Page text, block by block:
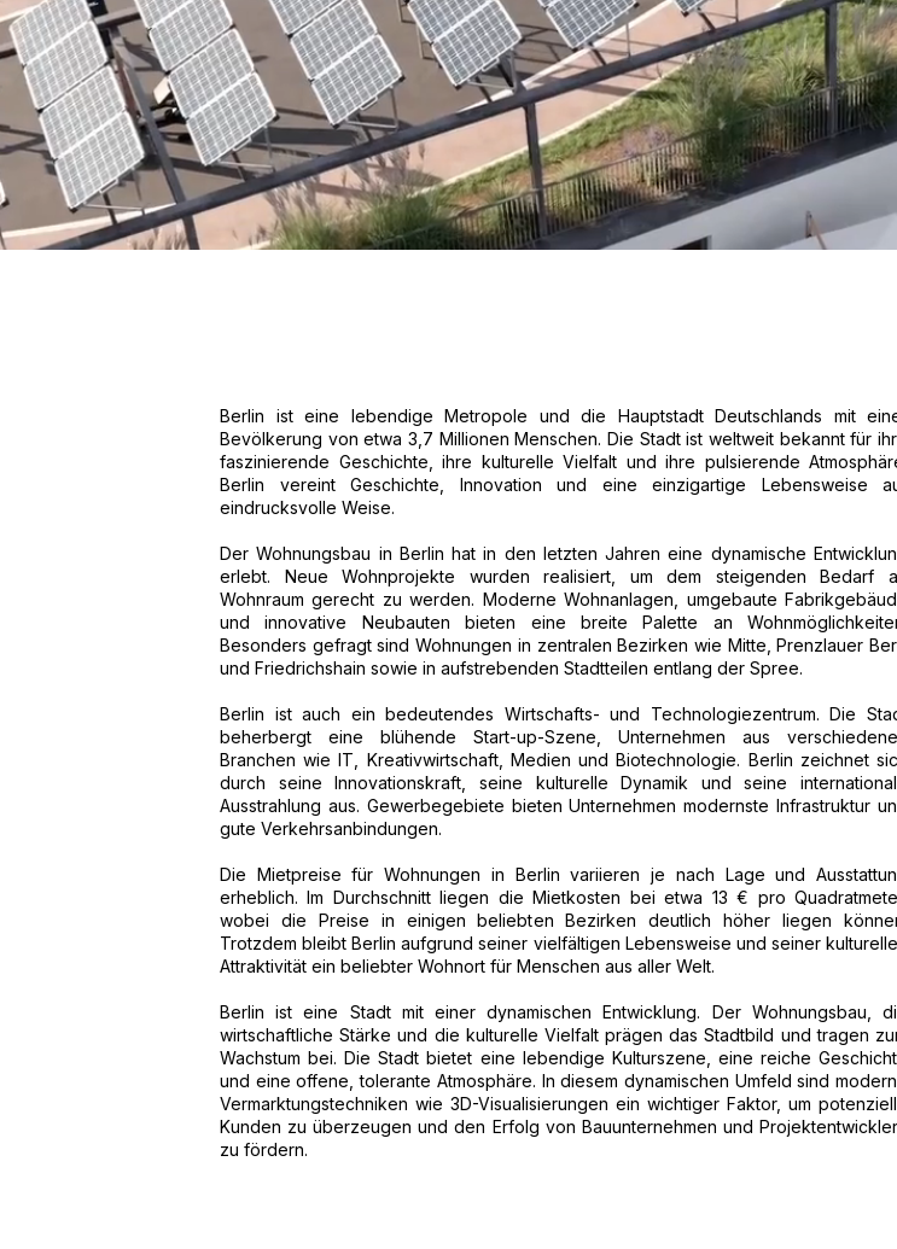
Berlin ist eine lebendige Metropole und die Hauptstadt Deutschlands mit
Bevölkerung von etwa 3,7 Millionen Menschen. Die Stadt ist weltweit bekannt für
faszinierende Geschichte, ihre kulturelle Vielfalt und ihre pulsierende
Berlin vereint Geschichte, Innovation und eine einzigartige Lebensweise
eindrucksvolle Weise.
Der Wohnungsbau in Berlin hat in den letzten Jahren eine dynamische
erlebt. Neue Wohnprojekte wurden realisiert, um dem steigenden Bedarf
Wohnraum gerecht zu werden. Moderne Wohnanlagen, umgebaute
und innovative Neubauten bieten eine breite Palette an
Besonders gefragt sind Wohnungen in zentralen Bezirken wie Mitte, Prenzlauer
und Friedrichshain sowie in aufstrebenden Stadtteilen entlang der Spree.
Berlin ist auch ein bedeutendes Wirtschafts- und Technologiezentrum. Die
beherbergt eine blühende Start-up-Szene, Unternehmen aus
Branchen wie IT, Kreativwirtschaft, Medien und Biotechnologie. Berlin zeichnet
durch seine Innovationskraft, seine kulturelle Dynamik und seine
Ausstrahlung aus. Gewerbegebiete bieten Unternehmen modernste Infrastruktur
gute Verkehrsanbindungen.
Die Mietpreise für Wohnungen in Berlin variieren je nach Lage und
erheblich. Im Durchschnitt liegen die Mietkosten bei etwa 13 € pro
wobei die Preise in einigen beliebten Bezirken deutlich höher liegen
Trotzdem bleibt Berlin aufgrund seiner vielfältigen Lebensweise und seiner
Attraktivität ein beliebter Wohnort für Menschen aus aller Welt.
Berlin ist eine Stadt mit einer dynamischen Entwicklung. Der Wohnungsbau,
wirtschaftliche Stärke und die kulturelle Vielfalt prägen das Stadtbild und tragen
Wachstum bei. Die Stadt bietet eine lebendige Kulturszene, eine reiche
und eine offene, tolerante Atmosphäre. In diesem dynamischen Umfeld sind
Vermarktungstechniken wie 3D-Visualisierungen ein wichtiger Faktor, um
Kunden zu überzeugen und den Erfolg von Bauunternehmen und
zu fördern.